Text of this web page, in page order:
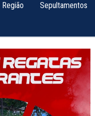
Região Sepultamentos